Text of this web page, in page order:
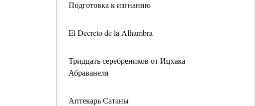
Подготовка к изгнанию
El Decreto de la Alhambra
Тридцать серебреников от Ицхака
Абраванеля
Аптекарь Сатаны